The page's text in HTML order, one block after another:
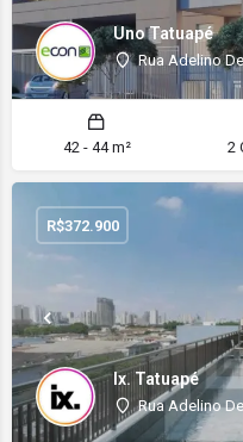
Uno Tatuapé
Rua Adelino
42 - 44 m² 2
Ix. Tatuapé
Rua Adelino
R$372.900